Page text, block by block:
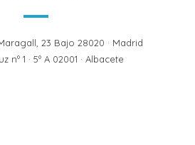
23 Bajo 28020 · Madrid
nº 1 · 5º A 02001 · Albacete